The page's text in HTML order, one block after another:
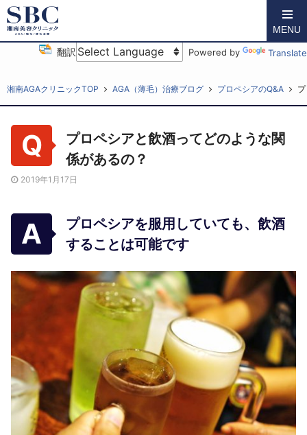
翻訳 Powered by Translate
MENU
湘南AGAクリニックTOP AGA（薄毛）治療ブログ プロペシアのQ&A
プロペシアと飲酒ってどのような関
係があるの？
2019年1月17日
プロペシアを服用していても、飲酒
することは可能です